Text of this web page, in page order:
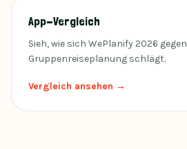
App-Vergleich
Sieh, wie sich WePlanify 2026
Gruppenreiseplanung schlägt.
Vergleich ansehen →